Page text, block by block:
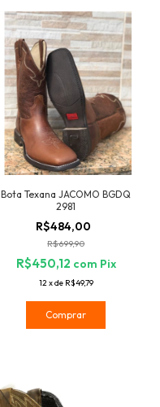
Bota Texana JACOMO BGDQ
2981
R$484,00
R$699,90
R$450,12 com Pix
12xde R$49,79
Comprar